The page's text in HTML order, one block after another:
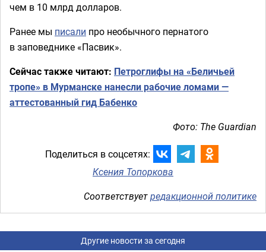
чем в 10 млрд долларов.
Ранее мы писали про необычного пернатого
в заповеднике «Пасвик».
Сейчас также читают: Петроглифы на «Беличьей
тропе» в Мурманске нанесли рабочие ломами —
аттестованный гид Бабенко
Фото: The Guardian
Поделиться в соцсетях:
Ксения Топоркова
Соответствуетредакционной политике
Другие новости за сегодня